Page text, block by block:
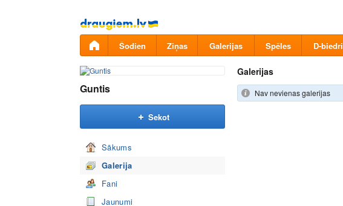
Pāriet
uz
saturu
Šodien Ziņas Galerijas Spēles D-biedri
Guntis
Sekot
Sākums
Galerija
Fani
Jaunumi
Galerijas
Nav nevienas galerijas